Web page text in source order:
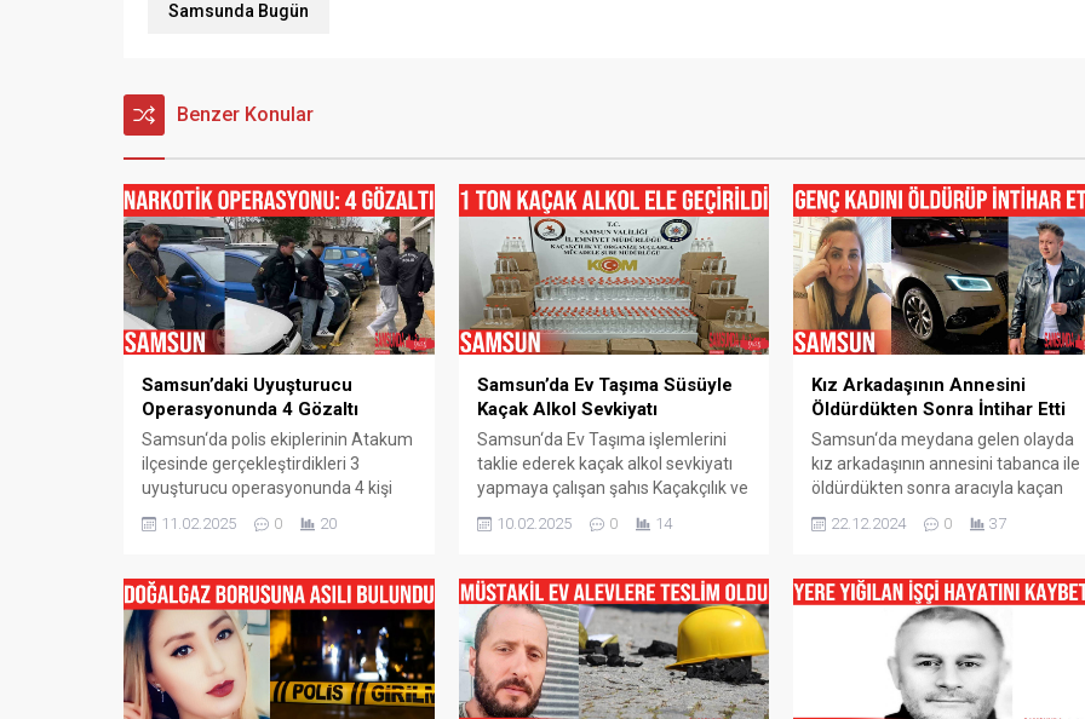
Samsunda Bugün
Benzer Konular
Samsun’daki Uyuşturucu
Operasyonunda 4 Gözaltı
Samsun‘da polis ekiplerinin Atakum
ilçesinde gerçekleştirdikleri 3
uyuşturucu operasyonunda 4 kişi
gözaltına alındı. Samsun‘un Atakum
ilçesinde Samsun Emniyet
Mücadele Şube Müdürlüğü ekipleri
tarafından düzenlenen
operasyonda S.K. (23) ve A.Ö. (18)
isimli şahısların bulundukları araç ve
ikamette arama gerçekleştirildi.
Operasyon kapsamında yapılan
11.02.2025 0 20
Samsun’da Ev Taşıma Süsüyle
Kaçak Alkol Sevkiyatı
Samsun‘da Ev Taşıma işlemlerini
taklie ederek kaçak alkol sevkiyatı
yapmaya çalışan şahıs Kaçakçılık ve
Organize Suçlarla Mücadele (KOM)
Şube Müdürlüğü ekiplerince
bilgilere göre Samsun‘da Atakum
ilçesinde İl Emniyet Müdürlüğü
Kaçakçılık ve Organize Suçlarla
Mücadele (KOM) Şube Müdürlüğü
ekipleri Evden Eve Nakliyat sevkiyatı
yapmakta olan bir kamyoneti...
10.02.2025 0 14
Kız Arkadaşının Annesini
Öldürdükten Sonra İntihar Etti
Samsun‘da meydana gelen olayda
kız arkadaşının annesini tabanca ile
öldürdükten sonra aracıyla kaçan
şahıs yakalanacağını anlayınca
intihar ederek hayatına son verdi.
Mahalle‘de gece saatlerinde
yaşanan olayda edinilen bilgilere
göre, kız arkadaşının evine giden
(24) yaşında olduğu öğrenilen Mert
Okumuş isimli şahıs tartışma
sırasında kız arkadaşının annesi...
22.12.2024 0 37